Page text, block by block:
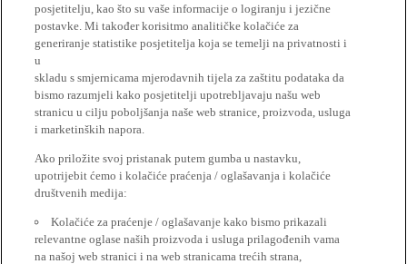
posjetitelju, kao što su vaše informacije o logiranju i jezične
postavke. Mi također korisitmo analitičke kolačiće za
generiranje statistike posjetitelja koja se temelji na privatnosti i
u
skladu s smjernicama mjerodavnih tijela za zaštitu podataka da
bismo razumjeli kako posjetitelji upotrebljavaju našu web
stranicu u cilju poboljšanja naše web stranice, proizvoda, usluga
i marketinških napora.
Ako priložite svoj pristanak putem gumba u nastavku,
upotrijebit ćemo i kolačiće praćenja / oglašavanja i kolačiće
društvenih medija:
Kolačiće za praćenje / oglašavanje kako bismo prikazali
relevantne oglase naših proizvoda i usluga prilagođenih vama
na našoj web stranici i na web stranicama trećih strana,